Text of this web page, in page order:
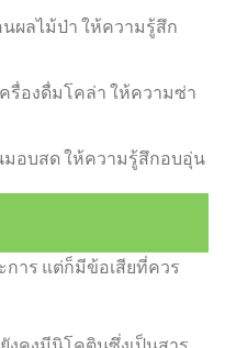
ผลไม้ป่า ให้ความรู้สึก
รื่องดื่มโคล่า ให้ความซ่า
อบสด ให้ความรู้สึกอบอุ่น
าร แต่ก็มีข้อเสียที่ควร